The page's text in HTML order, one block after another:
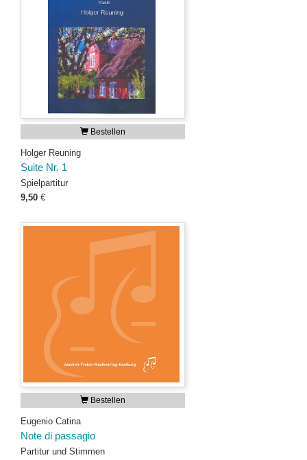
Bestellen
Holger Reuning
Suite Nr. 1
Spielpartitur
9,50 €
Bestellen
Eugenio Catina
Note di passagio
Partitur und Stimmen